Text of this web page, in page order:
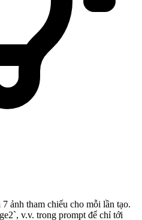
7 ảnh tham chiếu cho mỗi lần tạo.
v.v. trong prompt để chỉ tới